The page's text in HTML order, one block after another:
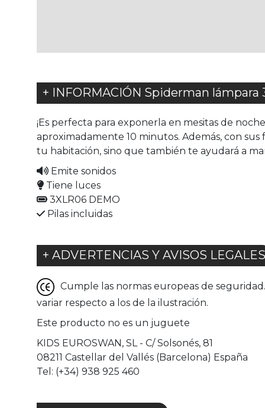
+ INFORMACIÓN Spiderman
¡Es perfecta para exponerla en mesitas de
aproximadamente 10 minutos. Además, con
tu habitación, sino que también te ayudará a
Emite sonidos
Tiene luces
3XLR06 DEMO
Pilas incluidas
+ ADVERTENCIAS Y AVISOS LEGALES
Cumple las normas europeas de
variar respecto a los de la ilustración.
Este producto no es un juguete
KIDS EUROSWAN, SL - C/ Solsonés, 81
08211 Castellar del Vallés (Barcelona) España
Tel: (+34) 938 925 460